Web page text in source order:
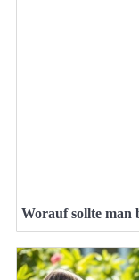
Worauf sollte man